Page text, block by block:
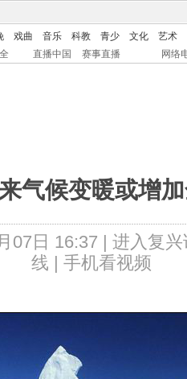
戏曲 音乐 科教 青少 文化
艺术
直播中国 赛事直播 网络
气候变暖或增
07日 16:37 | 进入复兴
线 | 手机看视频